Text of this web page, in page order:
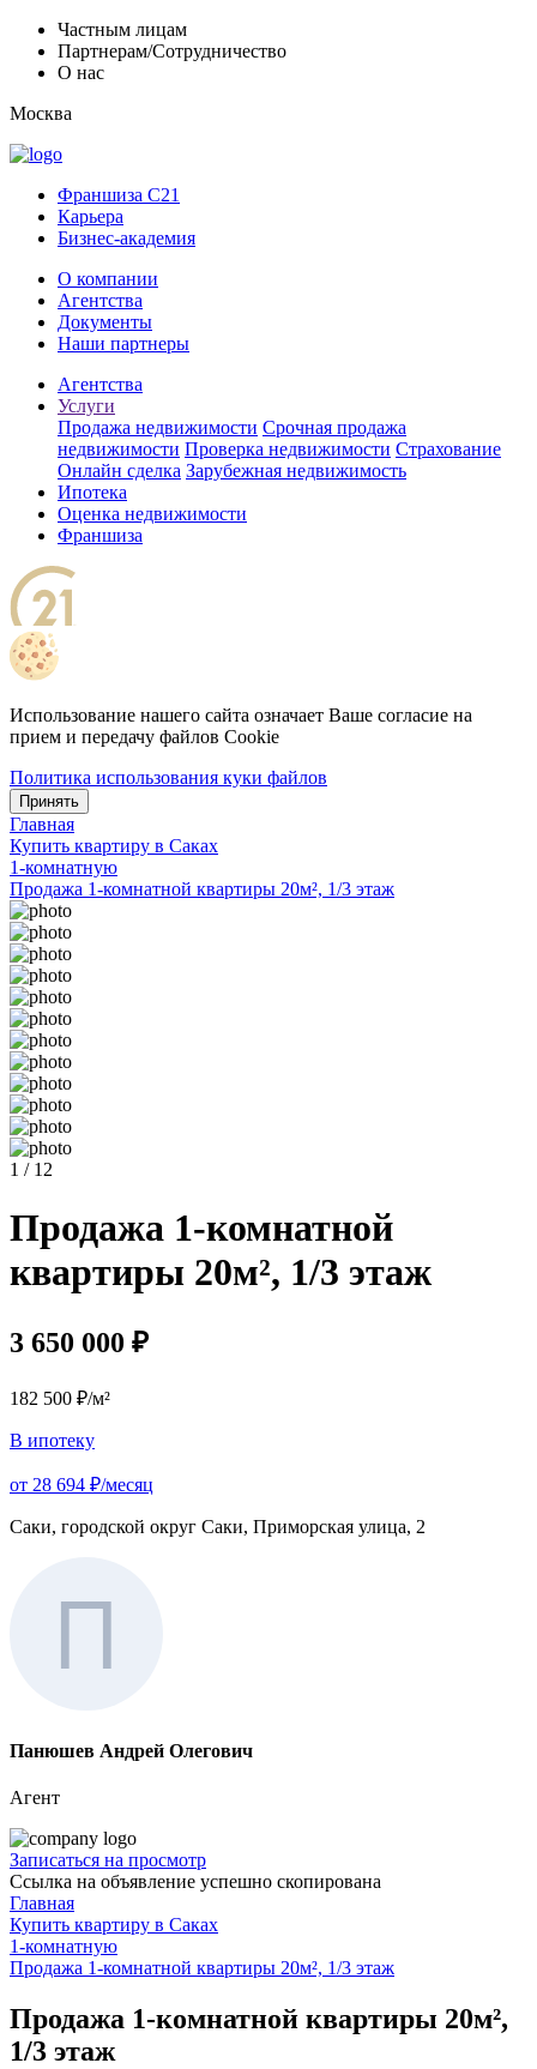
Частным лицам
Партнерам/Сотрудничество
О нас
Москва
Франшиза C21
Карьера
Бизнес-академия
О компании
Агентства
Документы
Наши партнеры
Агентства
Услуги
Продажа недвижимости Срочная продажа
недвижимости Проверка недвижимости Страхование
Онлайн сделка Зарубежная недвижимость
Ипотека
Оценка недвижимости
Франшиза
Использование нашего сайта означает Ваше согласие на
прием и передачу файлов Cookie
Политика использования куки файлов
Принять
Главная
Купить квартиру в Саках
1-комнатную
Продажа 1-комнатной квартиры 20м², 1/3 этаж
1 / 12
Продажа 1-комнатной
квартиры 20м², 1/3 этаж
3 650 000 ₽
182 500 ₽/м²
В ипотеку
от 28 694 ₽/месяц
Саки, городской округ Саки, Приморская улица, 2
Панюшев Андрей Олегович
Агент
Записаться на просмотр
Ссылка на объявление успешно скопирована
Главная
Купить квартиру в Саках
1-комнатную
Продажа 1-комнатной квартиры 20м², 1/3 этаж
Продажа 1-комнатной квартиры 20м²,
1/3 этаж